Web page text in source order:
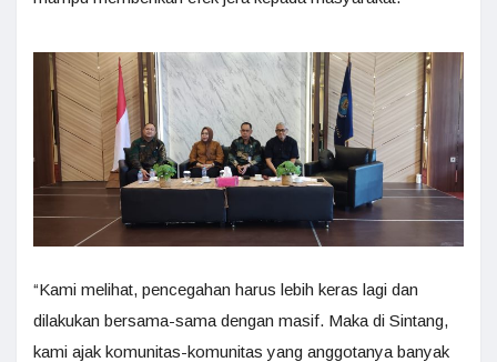
“Kami melihat, pencegahan harus lebih keras lagi dan
dilakukan bersama-sama dengan masif. Maka di Sintang,
kami ajak komunitas-komunitas yang anggotanya banyak